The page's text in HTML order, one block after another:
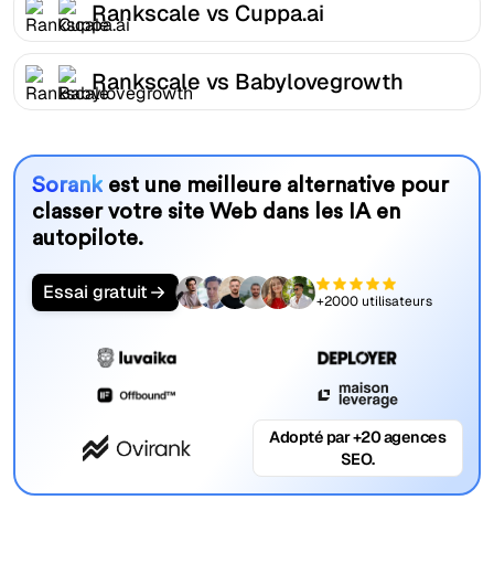
Rankscale vs Cuppa.ai
Rankscale vs Babylovegrowth
Sorankest une meilleure alternative pour
classer votre site Web dans les IA en
autopilote.
Essai gratuit +2000 utilisateurs
Adopté par +20 agences
SEO.